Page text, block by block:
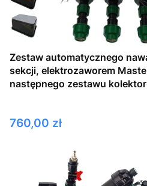
Zestaw automatycznego
sekcji, elektrozaworem
następnego zestawu
Cena
760,00 zł